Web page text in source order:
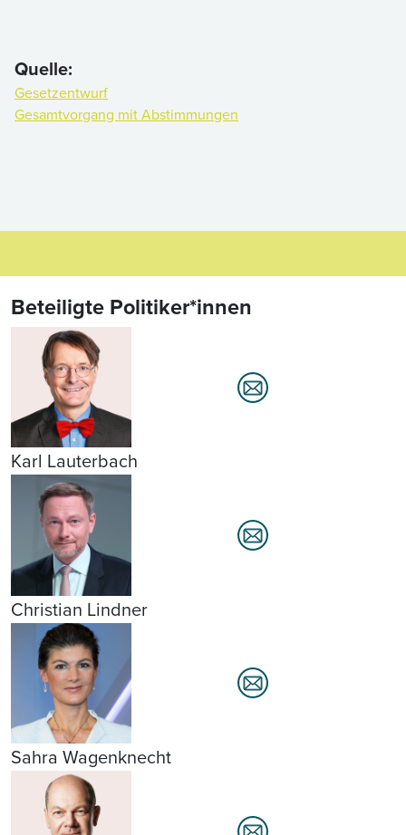
Quelle:
Gesetzentwurf
Gesamtvorgang mit Abstimmungen
Beteiligte Politiker*innen
Karl Lauterbach
Christian Lindner
Sahra Wagenknecht